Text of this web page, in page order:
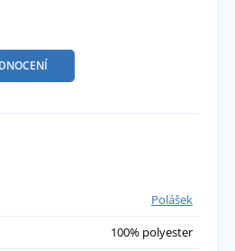
Polášek
100% polyester